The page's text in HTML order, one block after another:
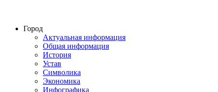
Город
Актуальная информация
Общая информация
История
Устав
Символика
Экономика
Инфографика